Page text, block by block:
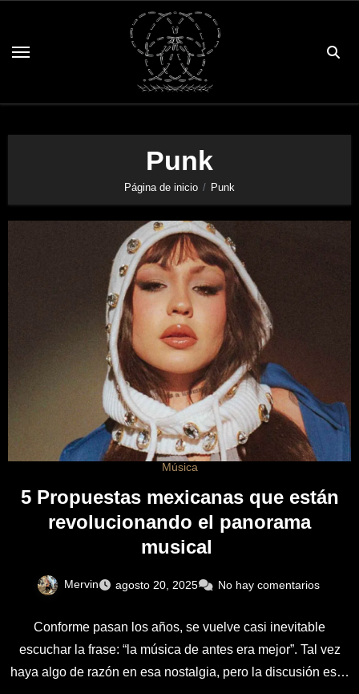
contenido
Punk
Página de inicio Punk
Música
5 Propuestas mexicanas que están
revolucionando el panorama
musical
Mervin agosto 20, 2025 No hay comentarios
Conforme pasan los años, se vuelve casi inevitable
escuchar la frase: “la música de antes era mejor”. Tal vez
haya algo de razón en esa nostalgia, pero la discusión es…